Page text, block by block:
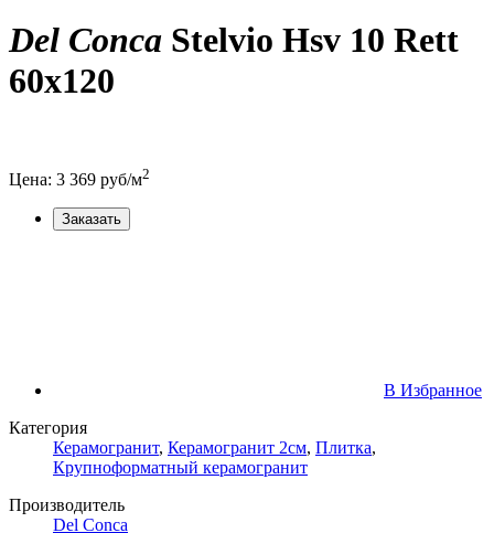
Del Conca Stelvio Hsv 10 Rett
60x120
Цена: 3 369 руб/м2
Заказать
В Избранное
Категория
Керамогранит, Керамогранит 2см, Плитка,
Крупноформатный керамогранит
Производитель
Del Conca